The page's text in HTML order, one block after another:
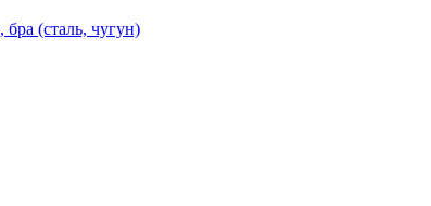
(сталь, чугун)